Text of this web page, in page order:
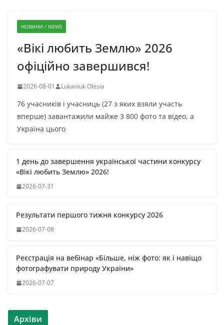
НОВИНИ / NEWS
«Вікі любить Землю» 2026
офіційно завершився!
2026-08-01 Lukaniuk Olesia
76 учасників і учасниць (27 з яких взяли участь
вперше) завантажили майже 3 800 фото та відео, а
Україна цього
1 день до завершення української частини конкурсу
«Вікі любить Землю» 2026!
2026-07-31
Результати першого тижня конкурсу 2026
2026-07-08
Реєстрація на вебінар «Більше, ніж фото: як і навіщо
фотографувати природу України»
2026-07-07
Архіви